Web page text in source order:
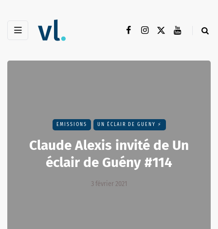
EMISSIONS UN ÉCLAIR DE GUENY ⚡️
Claude Alexis invité de Un
éclair de Guény #114
3 février 2021